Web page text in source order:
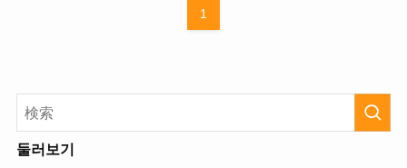
1
둘러보기